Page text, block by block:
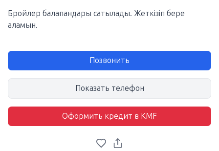
Бройлер балапандары сатылады. Жеткізіп бере
аламын.
Позвонить
Показать телефон
Оформить кредит в KMF